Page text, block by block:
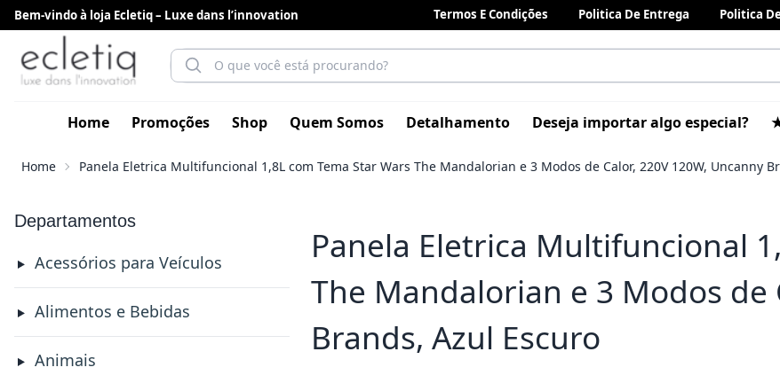
Bem-vindo à loja Ecletiq – Luxe dans l’innovation Termos E Condições Politica De Entrega Politica
Home Promoções Shop Quem Somos Detalhamento Deseja importar algo especial?
Home Panela Eletrica Multifuncional 1,8L com Tema Star Wars The Mandalorian e 3 Modos de Calor, 220V 120W, Uncanny
Departamentos
Acessórios para Veículos
Alimentos e Bebidas
Animais
Panela Eletrica Multifuncional
The Mandalorian e 3 Modos de
Brands, Azul Escuro